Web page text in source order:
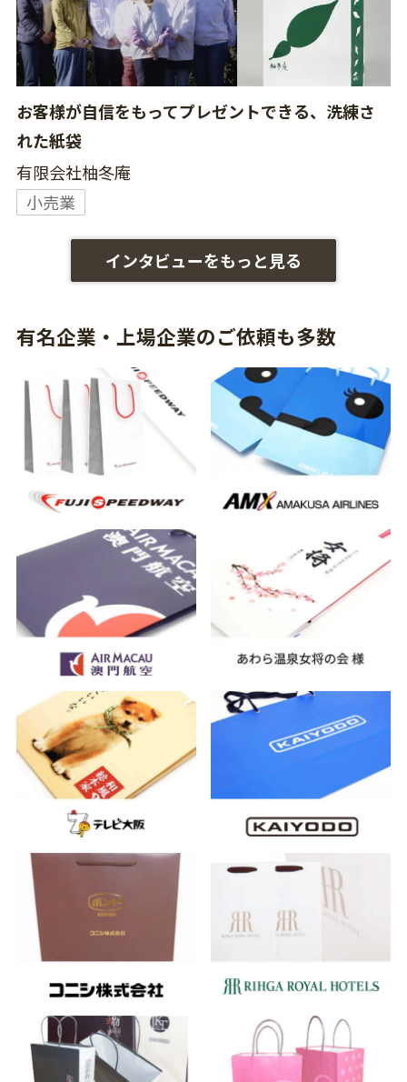
お客様が自信をもってプレゼントできる、洗練さ
れた紙袋
有限会社柚冬庵
小売業
インタビューをもっと見る
有名企業・上場企業のご依頼も多数